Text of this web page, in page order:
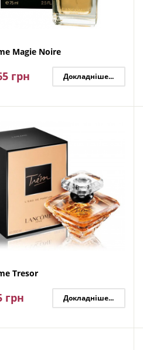
Magie Noire
грн Докладніше...
Tresor
грн Докладніше...